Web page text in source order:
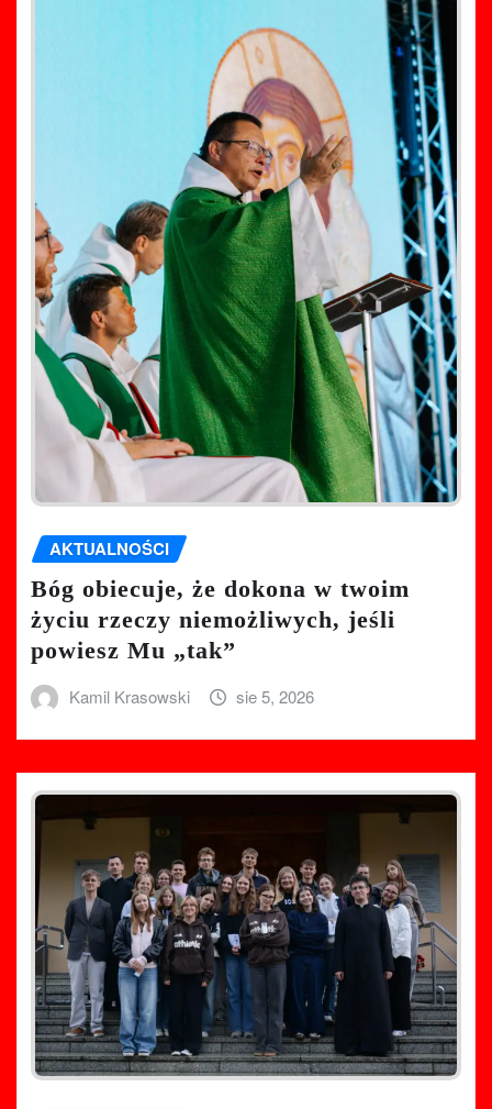
AKTUALNOŚCI
Bóg obiecuje, że dokona w twoim
życiu rzeczy niemożliwych, jeśli
powiesz Mu „tak”
Kamil Krasowski sie 5, 2026